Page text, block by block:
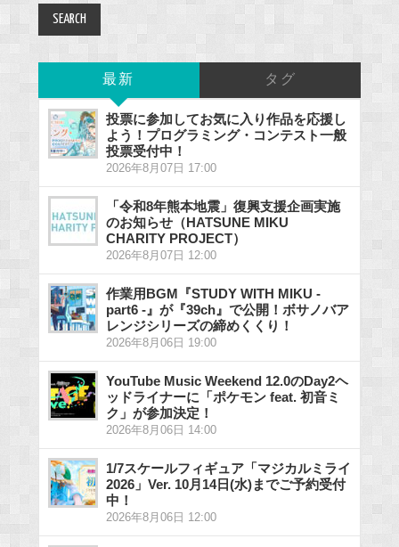
最新 タグ
投票に参加してお気に入り作品を応援し
よう！プログラミング・コンテスト一般
投票受付中！
2026年8月07日 17:00
「令和8年熊本地震」復興支援企画実施
のお知らせ（HATSUNE MIKU
CHARITY PROJECT）
2026年8月07日 12:00
作業用BGM『STUDY WITH MIKU -
part6 -』が『39ch』で公開！ボサノバア
レンジシリーズの締めくくり！
2026年8月06日 19:00
YouTube Music Weekend 12.0のDay2ヘ
ッドライナーに「ポケモン feat. 初音ミ
ク」が参加決定！
2026年8月06日 14:00
1/7スケールフィギュア「マジカルミライ
2026」Ver. 10月14日(水)までご予約受付
中！
2026年8月06日 12:00